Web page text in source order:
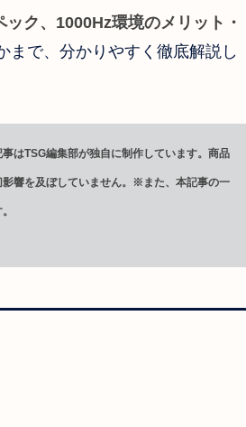
ック、1000Hz環境のメリット・
まで、分かりやすく徹底解説し
はTSG編集部が独自に制作しています。商品
響を及ぼしていません。※また、本記事の一